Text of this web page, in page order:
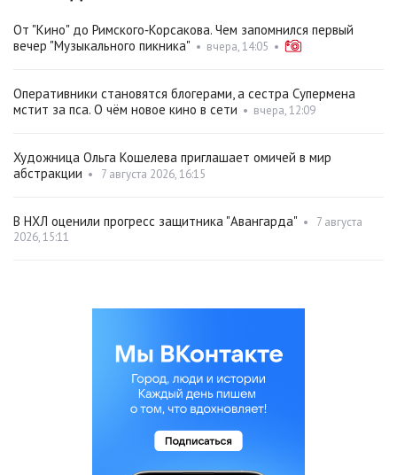
От "Кино" до Римского‑Корсакова. Чем запомнился первый
вечер "Музыкального пикника" • вчера, 14:05 •
Оперативники становятся блогерами, а сестра Супермена
мстит за пса. О чём новое кино в сети • вчера, 12:09
Художница Ольга Кошелева приглашает омичей в мир
абстракции • 7 августа 2026, 16:15
В НХЛ оценили прогресс защитника "Авангарда" •
7 августа
2026, 15:11